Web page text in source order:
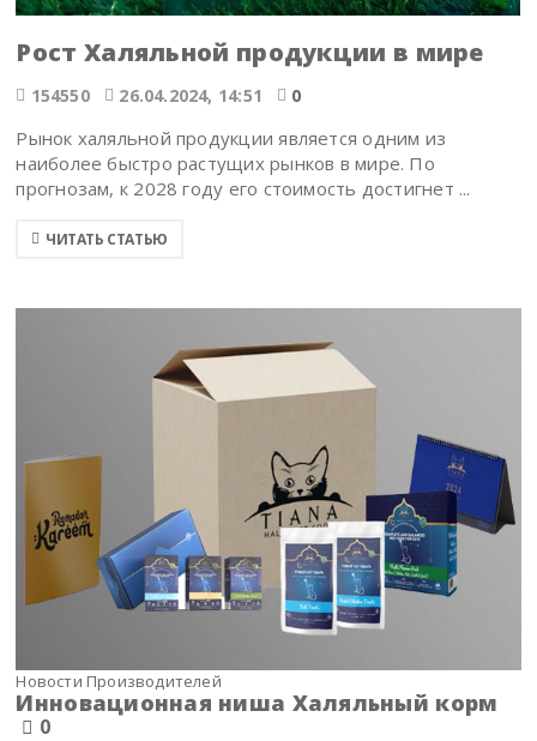
Рост Халяльной продукции в мире
154550 26.04.2024, 14:51 0
Рынок халяльной продукции является одним из
наиболее быстро растущих рынков в мире. По
прогнозам, к 2028 году его стоимость достигнет ...
ЧИТАТЬ СТАТЬЮ
Новости Производителей
Инновационная ниша Халяльный корм
0